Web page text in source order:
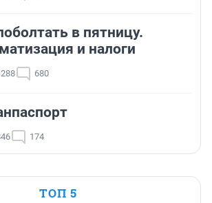
в пятницу.
и налоги
680
174
ТОП 5